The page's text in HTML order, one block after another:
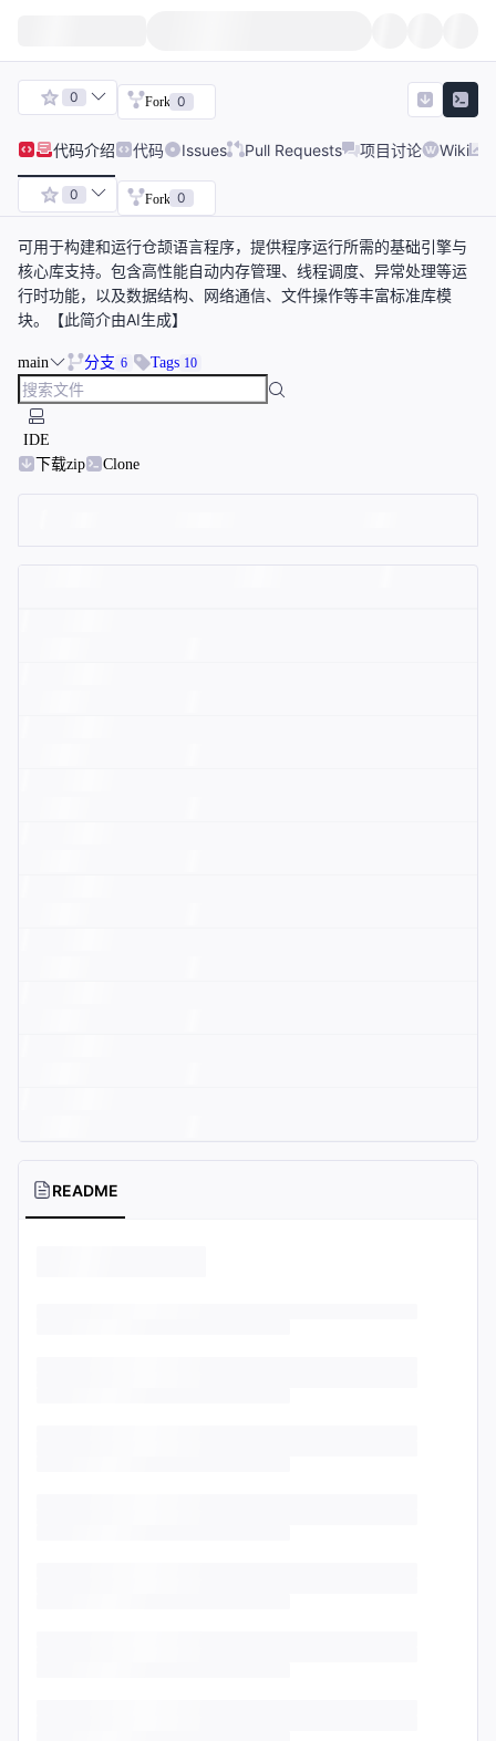
0 Fork 0
代码介绍 代码 Issues Pull Requests 项目讨论 Wiki
0 Fork 0
可用于构建和运行仓颉语言程序，提供程序运行所需的基础引擎与
核心库支持。包含高性能自动内存管理、线程调度、异常处理等运
行时功能，以及数据结构、网络通信、文件操作等丰富标准库模
块。【此简介由AI生成】
main 分支 6 Tags 10
IDE
下载zip
Clone
README